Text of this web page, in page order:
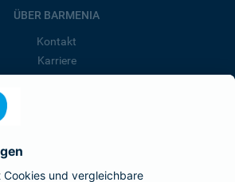
ÜBER BARMENIA
Kontakt
Karriere
ist Teil der BarmeniaGothaer